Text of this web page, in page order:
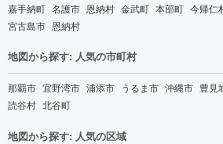
嘉手納町 名護市 恩納村 金武町 本部町 今帰仁
宮古島市 恩納村
地図から探す: 人気の市町村
那覇市 宜野湾市 浦添市 うるま市 沖縄市 豊見
読谷村 北谷町
地図から探す: 人気の区域